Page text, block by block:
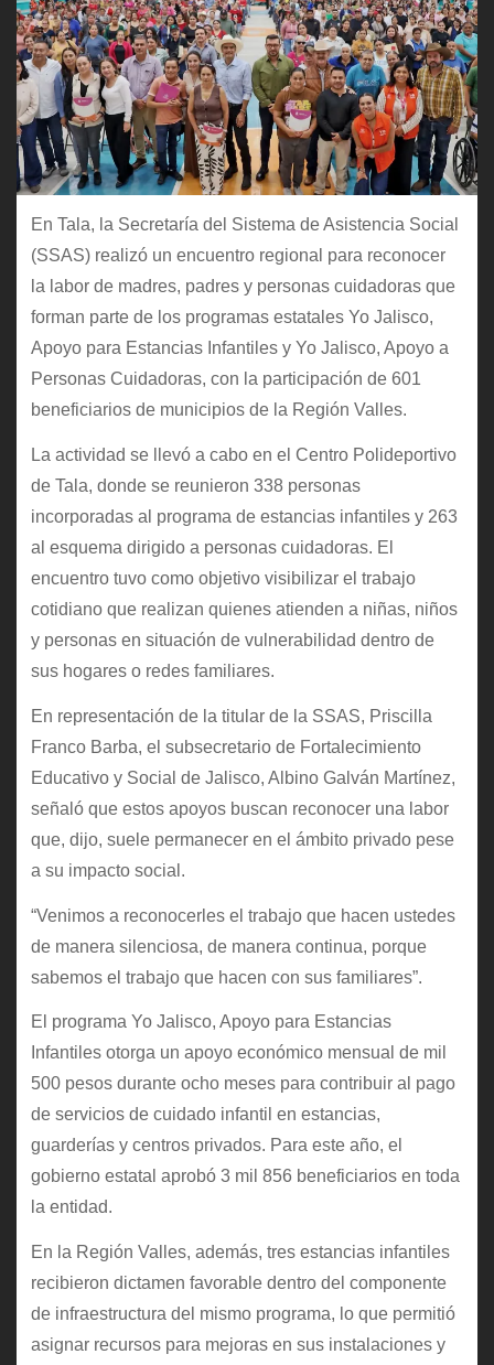
En Tala, la Secretaría del Sistema de Asistencia Social
(SSAS) realizó un encuentro regional para reconocer
la labor de madres, padres y personas cuidadoras que
forman parte de los programas estatales Yo Jalisco,
Apoyo para Estancias Infantiles y Yo Jalisco, Apoyo a
Personas Cuidadoras, con la participación de 601
beneficiarios de municipios de la Región Valles.
La actividad se llevó a cabo en el Centro Polideportivo
de Tala, donde se reunieron 338 personas
incorporadas al programa de estancias infantiles y 263
al esquema dirigido a personas cuidadoras. El
encuentro tuvo como objetivo visibilizar el trabajo
cotidiano que realizan quienes atienden a niñas, niños
y personas en situación de vulnerabilidad dentro de
sus hogares o redes familiares.
En representación de la titular de la SSAS, Priscilla
Franco Barba, el subsecretario de Fortalecimiento
Educativo y Social de Jalisco, Albino Galván Martínez,
señaló que estos apoyos buscan reconocer una labor
que, dijo, suele permanecer en el ámbito privado pese
a su impacto social.
“Venimos a reconocerles el trabajo que hacen ustedes
de manera silenciosa, de manera continua, porque
sabemos el trabajo que hacen con sus familiares”.
El programa Yo Jalisco, Apoyo para Estancias
Infantiles otorga un apoyo económico mensual de mil
500 pesos durante ocho meses para contribuir al pago
de servicios de cuidado infantil en estancias,
guarderías y centros privados. Para este año, el
gobierno estatal aprobó 3 mil 856 beneficiarios en toda
la entidad.
En la Región Valles, además, tres estancias infantiles
recibieron dictamen favorable dentro del componente
de infraestructura del mismo programa, lo que permitió
asignar recursos para mejoras en sus instalaciones y